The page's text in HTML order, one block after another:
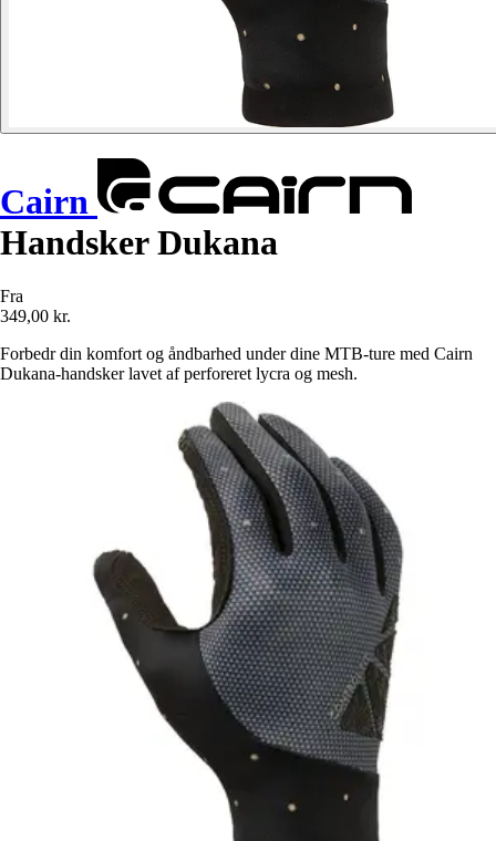
Cairn
Handsker Dukana
Fra
349,00 kr.
Forbedr din komfort og åndbarhed under dine MTB-ture med Cairn
Dukana-handsker lavet af perforeret lycra og mesh.